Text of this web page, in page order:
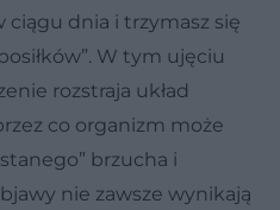
ciągu dnia i trzymasz się
W tym ujęciu
rozstraja układ
co organizm może
brzucha i
nie zawsze wynikają